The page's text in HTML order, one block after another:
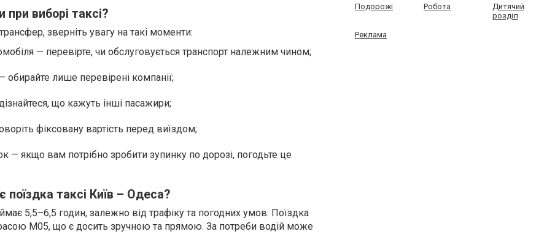
виборі таксі?
зверніть увагу на такі моменти:
— перевірте, чи обслуговується транспорт належним чином;
— обирайте лише перевірені компанії;
що кажуть інші пасажири;
фіксовану вартість перед виїздом;
— якщо вам потрібно зробити зупинку по дорозі, погодьте це
поїздка таксі Київ – Одеса?
5,5–6,5 годин, залежно від трафіку та погодних умов. Поїздка
М05, що є досить зручною та прямою. За потреби водій може
Подорожі Робота
Дитячий
розділ
Реклама